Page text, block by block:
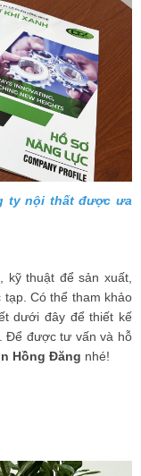
ty nội thất được ưa
kỹ thuật để sản xuất,
tạp. Có thể tham khảo
dưới đây để thiết kế
Để được tư vấn và hỗ
Hồng Đăng nhé!